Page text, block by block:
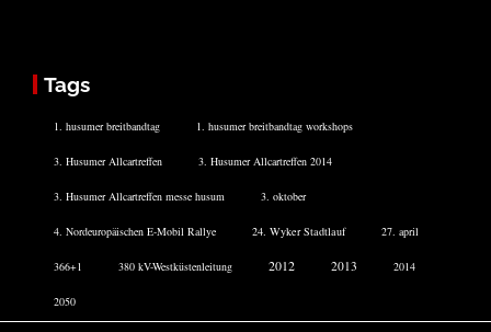
Tags
1. husumer breitbandtag 1. husumer breitbandtag workshops
3. Husumer Allcartreffen 3. Husumer Allcartreffen 2014
3. Husumer Allcartreffen messe husum 3. oktober
4. Nordeuropäischen E-Mobil Rallye 24. Wyker Stadtlauf 27. april
366+1 380 kV-Westküstenleitung 2012 2013 2014
2050